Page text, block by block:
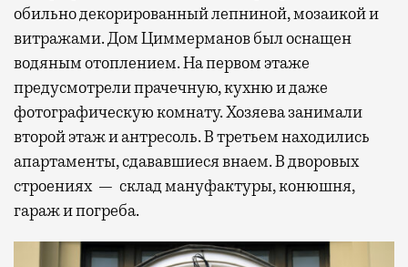
обильно декорированный лепниной, мозаикой и
витражами. Дом Циммерманов был оснащен
водяным отоплением. На первом этаже
предусмотрели прачечную, кухню и даже
фотографическую комнату. Хозяева занимали
второй этаж и антресоль. В третьем находились
апартаменты, сдававшиеся внаем. В дворовых
строениях — склад мануфактуры, конюшня,
гараж и погреба.